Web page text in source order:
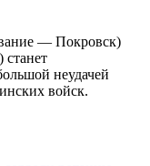
— Покровск)
неудачей
войск.